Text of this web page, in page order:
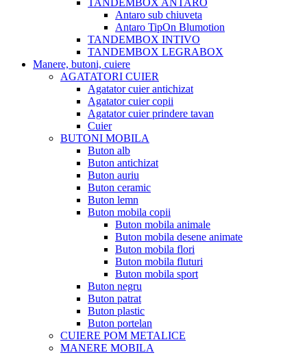
Antaro sub chiuveta
Antaro TipOn Blumotion
TANDEMBOX INTIVO
TANDEMBOX LEGRABOX
Manere, butoni, cuiere
AGATATORI CUIER
Agatator cuier antichizat
Agatator cuier copii
Agatator cuier prindere tavan
Cuier
BUTONI MOBILA
Buton alb
Buton antichizat
Buton auriu
Buton ceramic
Buton lemn
Buton mobila copii
Buton mobila animale
Buton mobila desene animate
Buton mobila flori
Buton mobila fluturi
Buton mobila sport
Buton negru
Buton patrat
Buton plastic
Buton portelan
CUIERE POM METALICE
MANERE MOBILA